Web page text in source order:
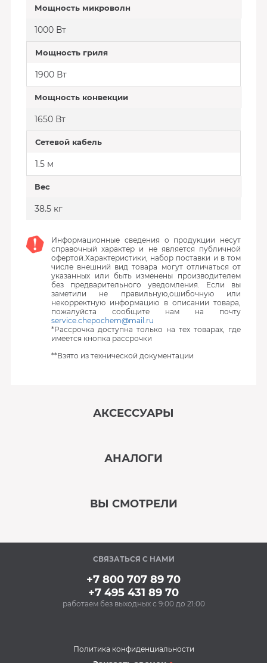
Мощность микроволн
1000 Вт
Мощность гриля
1900 Вт
Мощность конвекции
1650 Вт
Сетевой кабель
1.5 м
Вес
38.5 кг
Информационные сведения о продукции несут
справочный характер и не является публичной
офертой.Характеристики, набор поставки и в том
числе внешний вид товара могут отличаться от
указанных или быть изменены производителем
без предварительного уведомления. Если вы
заметили не правильную,ошибочную или
некорректную информацию в описании товара,
пожалуйста сообщите нам на почту
service.chepochem@mail.ru
*Рассрочка доступна только на тех товарах, где
имеется кнопка рассрочки
**Взято из технической документации
АКСЕССУАРЫ
стали BON BN-175
(500 мл)
АНАЛОГИ
ВЫ СМОТРЕЛИ
В наличии
СВЯЗАТЬСЯ С НАМИ
+7 800 707 89 70
+7 495 431 89 70
работаем без выходных с 9:00 до 21:00
Политика конфиденциальности